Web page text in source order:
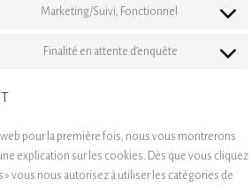
Marketing/Suivi, Fonctionnel
Finalité en attente d’enquête
pour la première fois, nous vous montrerons
explication sur les cookies. Dès que vous cliquez
» vous nous autorisez à utiliser les catégories de